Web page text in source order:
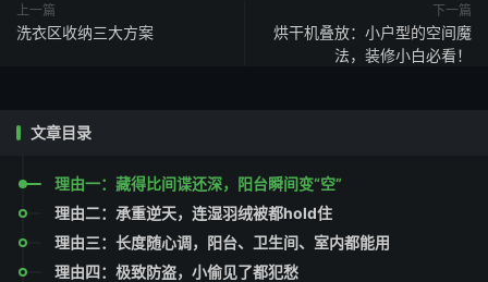
上一篇
洗衣区收纳三大方案
下一篇
烘干机叠放：小户型的空间魔
法，装修小白必看！
文章目录
理由一：藏得比间谍还深，阳台瞬间变“空”
理由二：承重逆天，连湿羽绒被都hold住
理由三：长度随心调，阳台、卫生间、室内都能用
理由四：极致防盗，小偷见了都犯愁